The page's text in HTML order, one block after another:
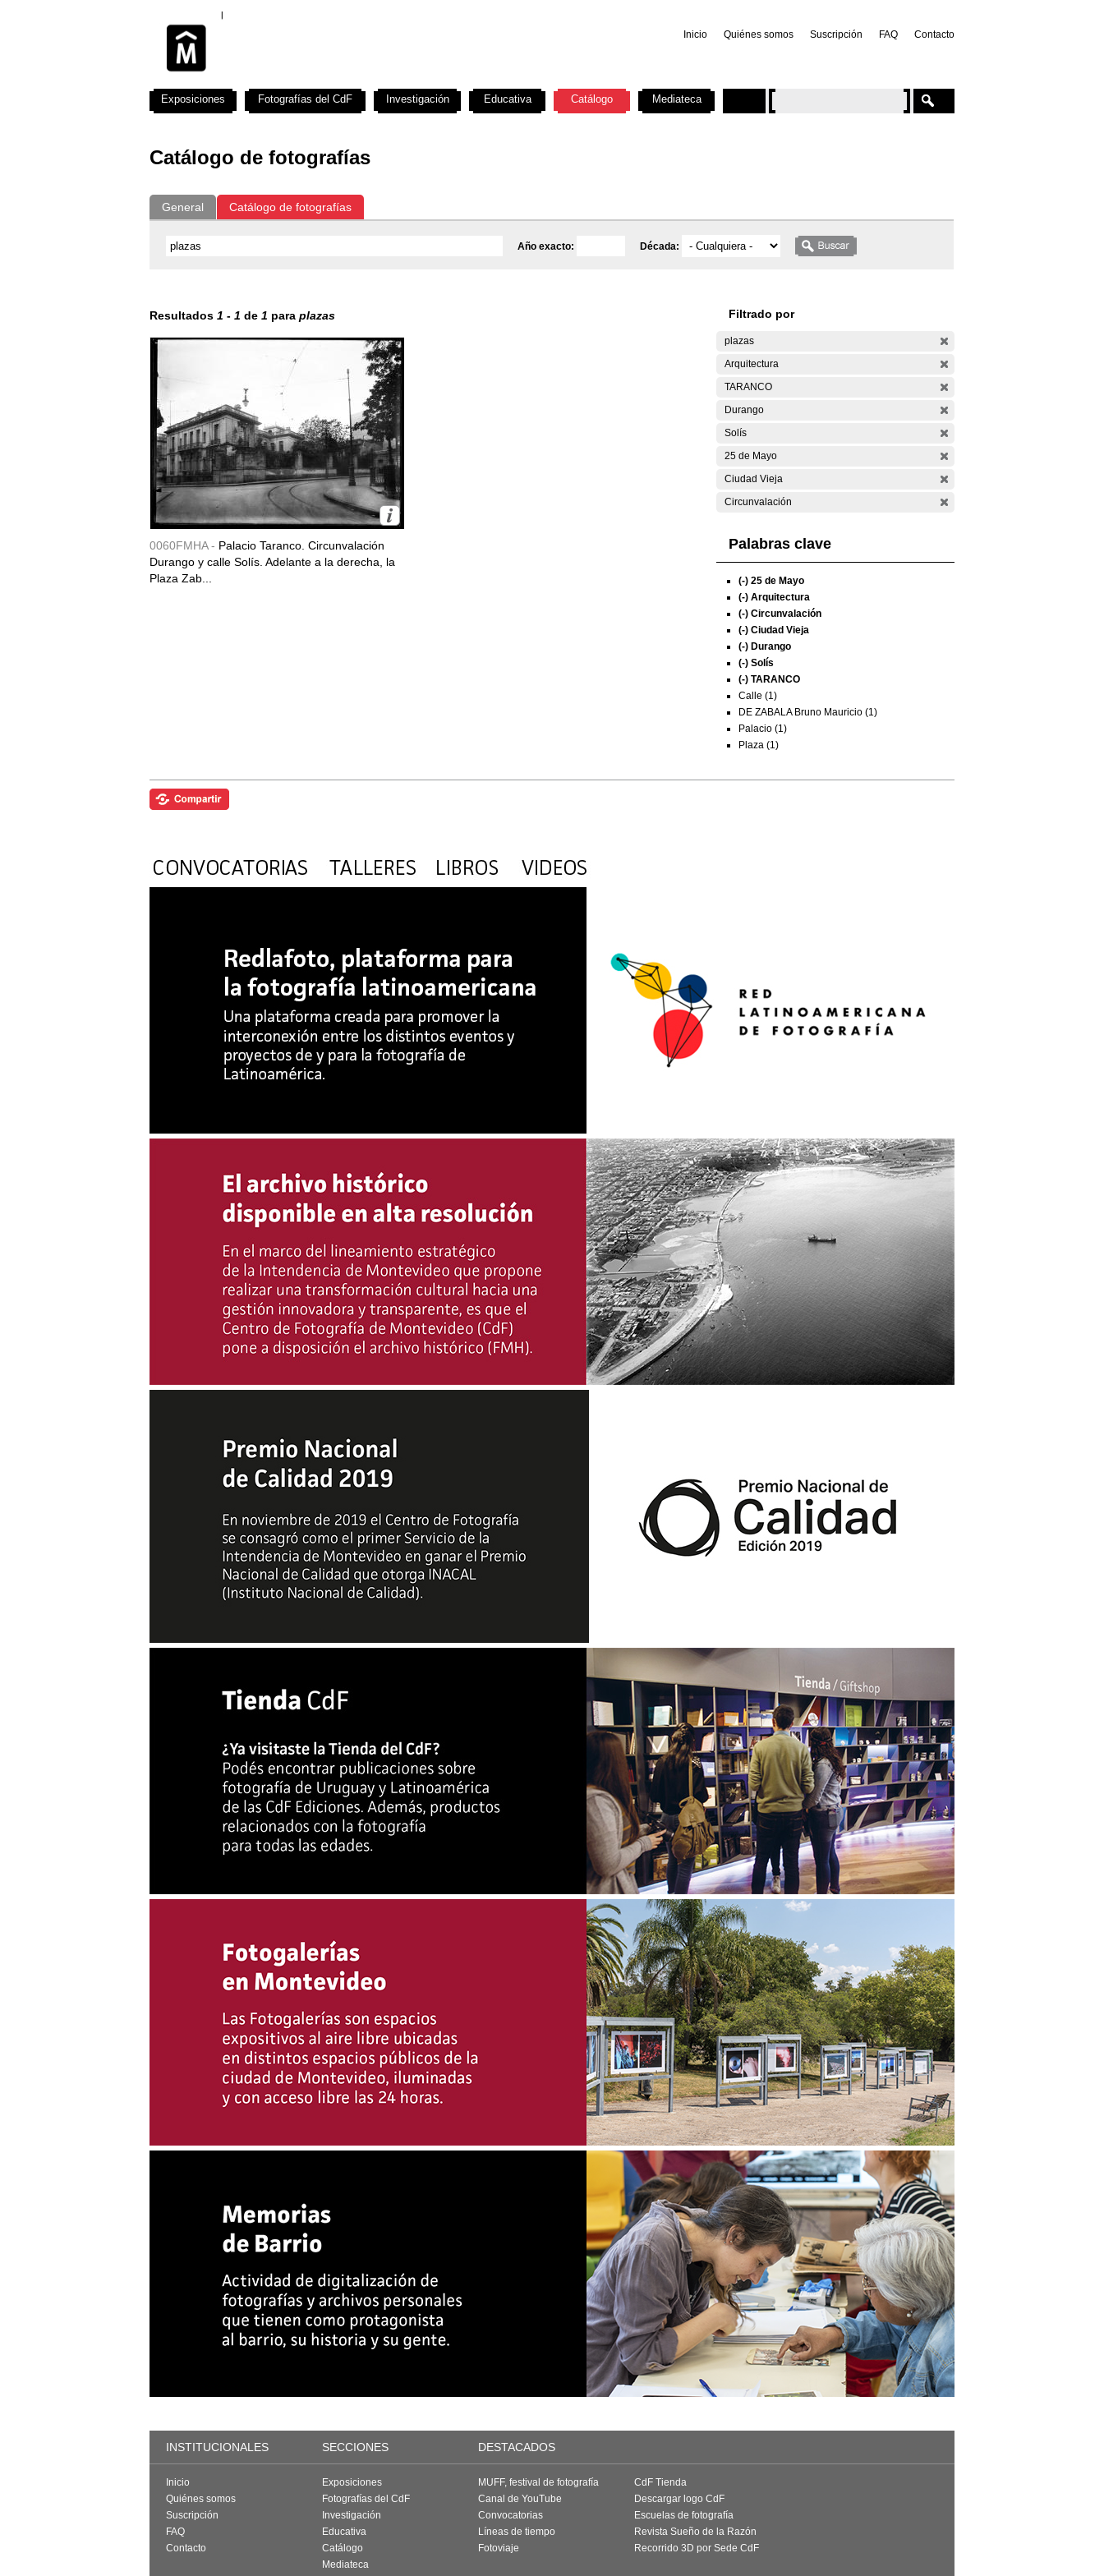
Inicio Quiénes somos Suscripción FAQ Contacto
Catálogo de fotografías
General Catálogo de fotografías
Año exacto: Década:
Resultados 1 - 1 de 1 para plazas
0060FMHA - Palacio Taranco. Circunvalación
Durango y calle Solís. Adelante a la derecha, la
Plaza Zab...
Filtrado por
plazas
Arquitectura
TARANCO
Durango
Solís
25 de Mayo
Ciudad Vieja
Circunvalación
Palabras clave
(-) 25 de Mayo
(-) Arquitectura
(-) Circunvalación
(-) Ciudad Vieja
(-) Durango
(-) Solís
(-) TARANCO
Calle (1)
DE ZABALA Bruno Mauricio (1)
Palacio (1)
Plaza (1)
Exposiciones Fotografías del CdF Investigación Educativa Catálogo Mediateca
INSTITUCIONALES SECCIONES DESTACADOS
Inicio
Quiénes somos
Suscripción
FAQ
Contacto
Exposiciones
Fotografías del CdF
Investigación
Educativa
Catálogo
Mediateca
MUFF, festival de fotografía
Canal de YouTube
Convocatorias
Líneas de tiempo
Fotoviaje
CdF Tienda
Descargar logo CdF
Escuelas de fotografía
Revista Sueño de la Razón
Recorrido 3D por Sede CdF